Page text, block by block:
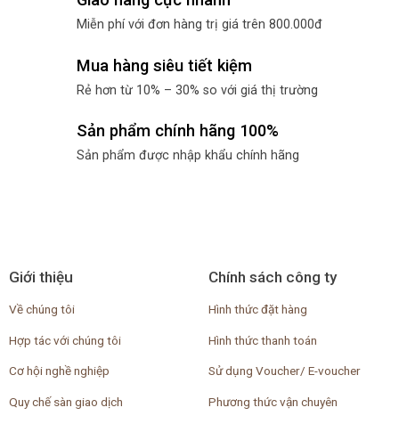
Miễn phí với đơn hàng trị giá trên 800.000đ
Mua hàng siêu tiết kiệm
Rẻ hơn từ 10% – 30% so với giá thị trường
Sản phẩm chính hãng 100%
Sản phẩm được nhập khẩu chính hãng
Giới thiệu
Về chúng tôi
Hợp tác với chúng tôi
Cơ hội nghề nghiệp
Quy chế sàn giao dịch
Chính sách công ty
Hình thức đặt hàng
Hình thức thanh toán
Sử dụng Voucher/ E-voucher
Phương thức vận chuyên